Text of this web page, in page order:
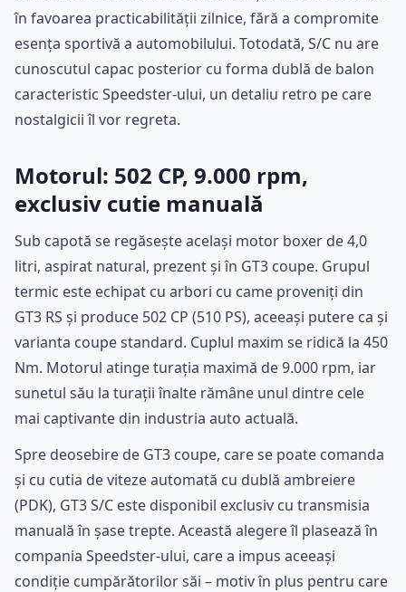
în favoarea practicabilității zilnice, fără a compromite
esența sportivă a automobilului. Totodată, S/C nu are
cunoscutul capac posterior cu forma dublă de balon
caracteristic Speedster-ului, un detaliu retro pe care
nostalgicii îl vor regreta.
Motorul: 502 CP, 9.000 rpm,
exclusiv cutie manuală
Sub capotă se regăsește același motor boxer de 4,0
litri, aspirat natural, prezent și în GT3 coupe. Grupul
termic este echipat cu arbori cu came proveniți din
GT3 RS și produce 502 CP (510 PS), aceeași putere ca și
varianta coupe standard. Cuplul maxim se ridică la 450
Nm. Motorul atinge turația maximă de 9.000 rpm, iar
sunetul său la turații înalte rămâne unul dintre cele
mai captivante din industria auto actuală.
Spre deosebire de GT3 coupe, care se poate comanda
și cu cutia de viteze automată cu dublă ambreiere
(PDK), GT3 S/C este disponibil exclusiv cu transmisia
manuală în șase trepte. Această alegere îl plasează în
compania Speedster-ului, care a impus aceeași
condiție cumpărătorilor săi – motiv în plus pentru care